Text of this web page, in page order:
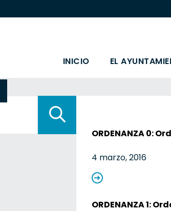
INICIO EL
ORDENANZA 0:
4 marzo, 2016
ORDENANZA 1: